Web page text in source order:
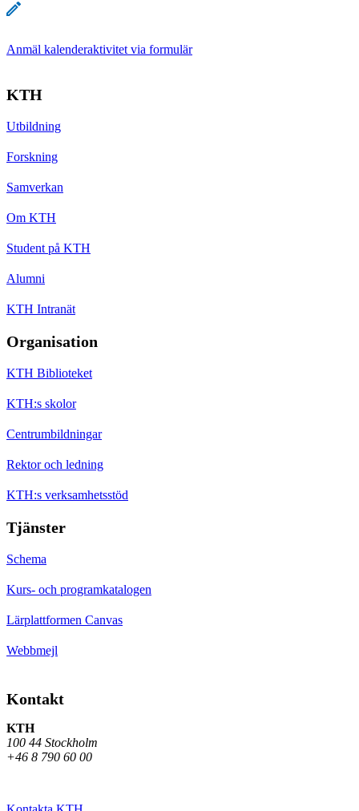
Anmäl kalenderaktivitet via formulär
KTH
Utbildning
Forskning
Samverkan
Om KTH
Student på KTH
Alumni
KTH Intranät
Organisation
KTH Biblioteket
KTH:s skolor
Centrumbildningar
Rektor och ledning
KTH:s verksamhetsstöd
Tjänster
Schema
Kurs- och programkatalogen
Lärplattformen Canvas
Webbmejl
Kontakt
KTH
100 44 Stockholm
+46 8 790 60 00